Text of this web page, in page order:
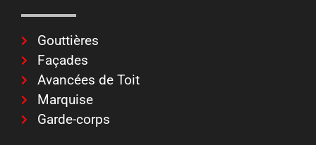
Gouttières
Façades
Avancées de Toit
Marquise
Garde-corps